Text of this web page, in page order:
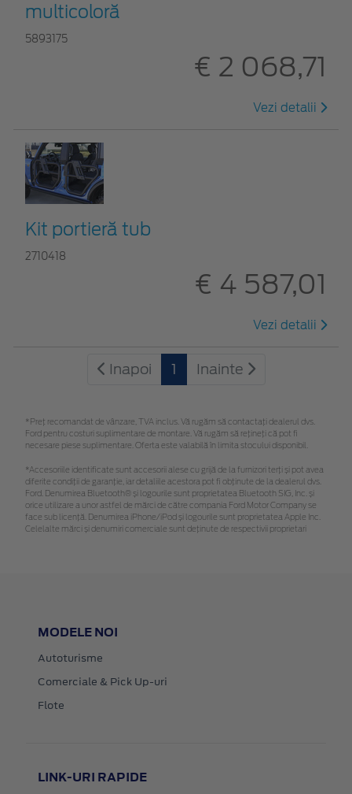
multicoloră
5893175
€ 2 068,71
Vezi detalii
Kit portieră tub
2710418
€ 4 587,01
Vezi detalii
Inapoi 1 Inainte
*Preţ recomandat de vânzare, TVA inclus. Vă rugăm să contactaţi dealerul dvs.
Ford pentru costuri suplimentare de montare. Vă rugăm să rețineți că pot fi
necesare piese suplimentare. Oferta este valabilă în limita stocului disponibil.
*Accesoriile identificate sunt accesorii alese cu grijă de la furnizori terți și pot avea
diferite condiții de garanție, iar detaliile acestora pot fi obținute de la dealerul dvs.
Ford. Denumirea Bluetooth® și logourile sunt proprietatea Bluetooth SIG, Inc. și
orice utilizare a unor astfel de mărci de către compania Ford Motor Company se
face sub licență. Denumirea iPhone/iPod și logourile sunt proprietatea Apple Inc.
Celelalte mărci și denumiri comerciale sunt deținute de respectivii proprietari
MODELE NOI
Autoturisme
Comerciale & Pick Up-uri
Flote
LINK-URI RAPIDE